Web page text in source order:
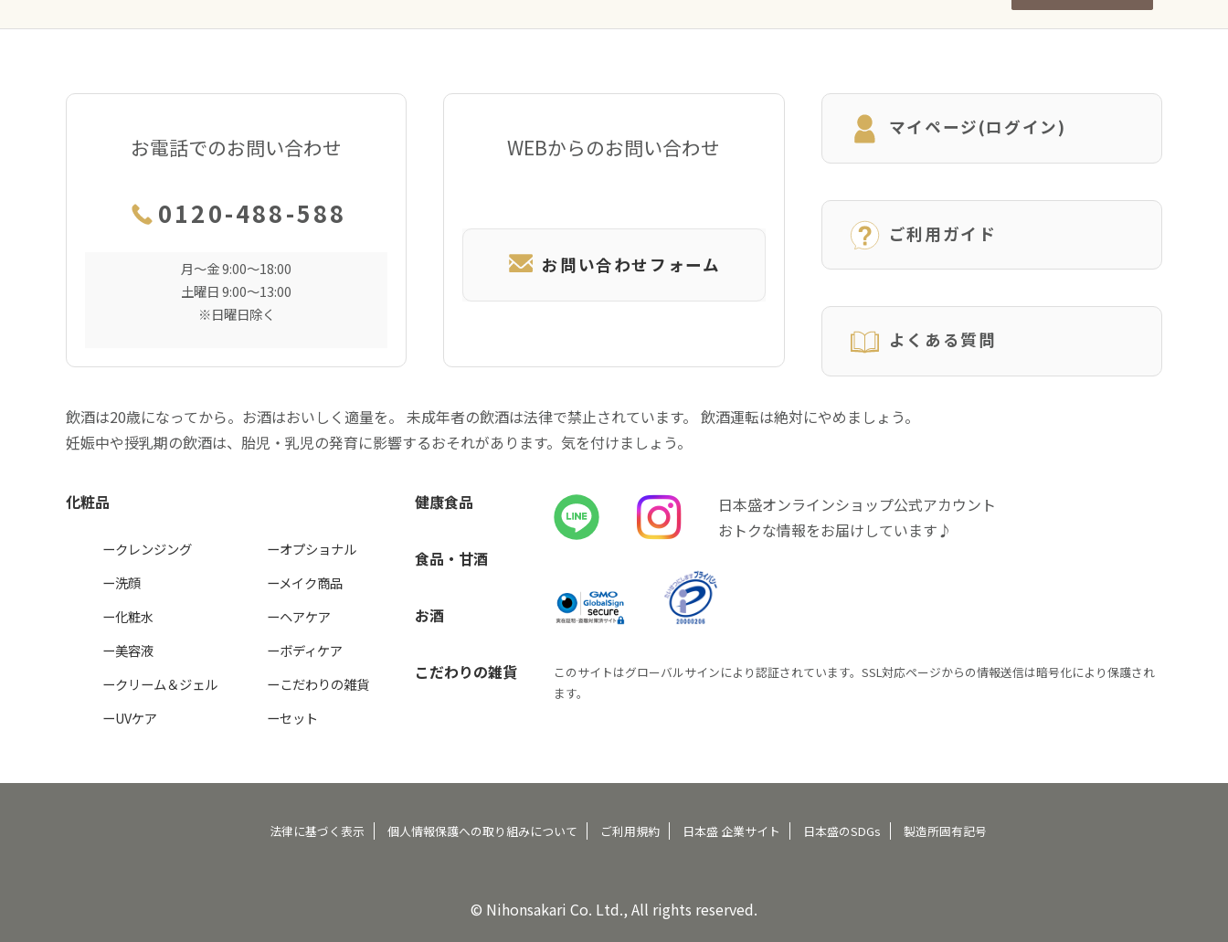
お電話でのお問い合わせ
0120-488-588
月〜金 9:00〜18:00
土曜日 9:00〜13:00
※日曜日除く
WEBからのお問い合わせ
お問い合わせフォーム
マイページ(ログイン)
ご利用ガイド
よくある質問
飲酒は20歳になってから。お酒はおいしく適量を。 未成年者の飲酒は法律で禁止されています。 飲酒運転は絶対にやめましょう。
妊娠中や授乳期の飲酒は、胎児・乳児の発育に影響するおそれがあります。気を付けましょう。
化粧品
ークレンジング
ー洗顔
ー化粧水
ー美容液
ークリーム＆ジェル
ーUVケア
ーオプショナル
ーメイク商品
ーヘアケア
ーボディケア
ーこだわりの雑貨
ーセット
健康食品
食品・甘酒
お酒
こだわりの雑貨
日本盛オンラインショップ公式アカウント
おトクな情報をお届けしています♪
このサイトはグローバルサインにより認証されています。SSL対応ページからの情報送信は暗号化により保護され
ます。
法律に基づく表示 個人情報保護への取り組みについて ご利用規約 日本盛 企業サイト 日本盛のSDGs 製造所固有記号
© Nihonsakari Co. Ltd., All rights reserved.